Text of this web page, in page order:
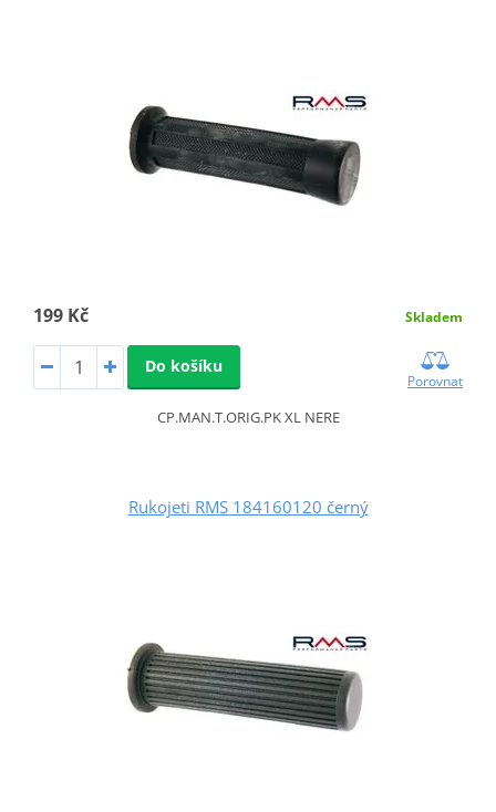
199 Kč Skladem
Do košíku
Porovnat
CP.MAN.T.ORIG.PK XL NERE
Rukojeti RMS 184160120 černý